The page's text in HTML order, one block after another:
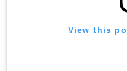
View this